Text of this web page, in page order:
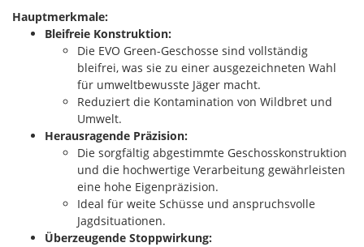
Hauptmerkmale:
Bleifreie Konstruktion:
Die EVO Green-Geschosse sind vollständig
bleifrei, was sie zu einer ausgezeichneten Wahl
für umweltbewusste Jäger macht.
Reduziert die Kontamination von Wildbret und
Umwelt.
Herausragende Präzision:
Die sorgfältig abgestimmte Geschosskonstruktion
und die hochwertige Verarbeitung gewährleisten
eine hohe Eigenpräzision.
Ideal für weite Schüsse und anspruchsvolle
Jagdsituationen.
Überzeugende Stoppwirkung: